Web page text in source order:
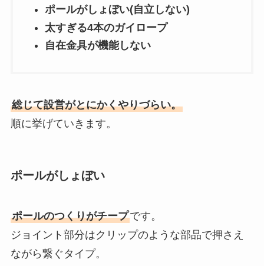
ポールがしょぼい(自立しない)
太すぎる4本のガイロープ
自在金具が機能しない
総じて設営がとにかくやりづらい。
順に挙げていきます。
ポールがしょぼい
ポールのつくりがチープです。
ジョイント部分はクリップのような部品で押さえ
ながら繋ぐタイプ。